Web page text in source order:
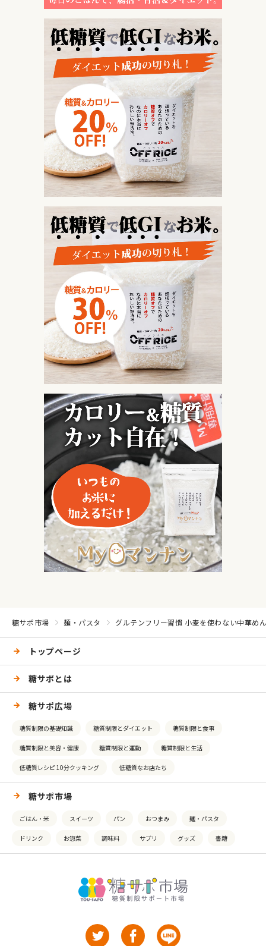
糖サポ市場 麺・パスタ グルテンフリー習慣 小麦を使わない中華め
トップページ
糖サポとは
糖サポ広場
糖質制限の基礎知識 糖質制限とダイエット 糖質制限と食事
糖質制限と美容・健康 糖質制限と運動 糖質制限と生活
低糖質レシピ 10分クッキング 低糖質なお店たち
糖サポ市場
ごはん・米 スイーツ パン おつまみ 麺・パスタ
ドリンク お惣菜 調味料 サプリ グッズ 書籍